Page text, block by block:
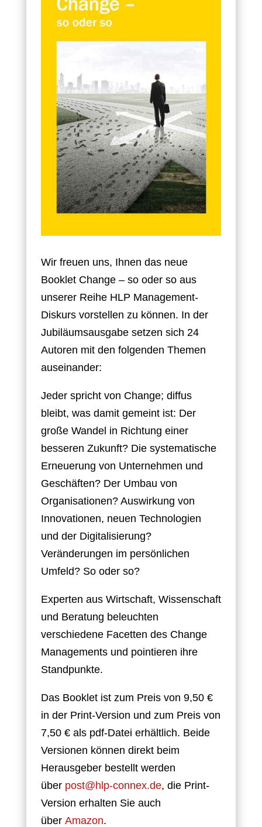
Wir freuen uns, Ihnen das neue
Booklet Change – so oder so aus
unserer Reihe HLP Management-
Diskurs vorstellen zu können. In der
Jubiläumsausgabe setzen sich 24
Autoren mit den folgenden Themen
auseinander:
Jeder spricht von Change; diffus
bleibt, was damit gemeint ist: Der
große Wandel in Richtung einer
besseren Zukunft? Die systematische
Erneuerung von Unternehmen und
Geschäften? Der Umbau von
Organisationen? Auswirkung von
Innovationen, neuen Technologien
und der Digitalisierung?
Veränderungen im persönlichen
Umfeld? So oder so?
Experten aus Wirtschaft, Wissenschaft
und Beratung beleuchten
verschiedene Facetten des Change
Managements und pointieren ihre
Standpunkte.
Das Booklet ist zum Preis von 9,50 €
in der Print-Version und zum Preis von
7,50 € als pdf-Datei erhältlich. Beide
Versionen können direkt beim
Herausgeber bestellt werden
über post@hlp-connex.de, die Print-
Version erhalten Sie auch
über Amazon.